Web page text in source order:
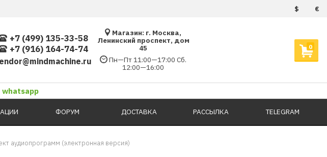
$ €
+7 (499) 135-33-58
+7 (916) 164-74-74
Магазин: г. Москва,
Ленинский проспект, дом
45
Пн—Пт 11:00—17:00 Сб.
12:00—16:00
0
whatsapp
ФОРУМ ДОСТАВКА РАССЫЛКА TELEGRAM
аудиопрограмм (электронная версия)